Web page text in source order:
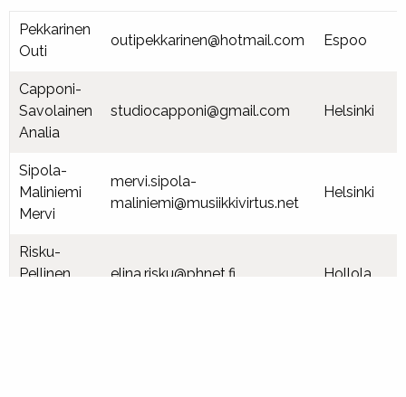
Pekkarinen
Outi
outipekkarinen@hotmail.com Espoo
Capponi-
Savolainen
Analia
studiocapponi@gmail.com Helsinki
Sipola-
Maliniemi
Mervi
mervi.sipola-
maliniemi@musiikkivirtus.net
Helsinki
Risku-
Pellinen
elina.risku@phnet.fi Hollola